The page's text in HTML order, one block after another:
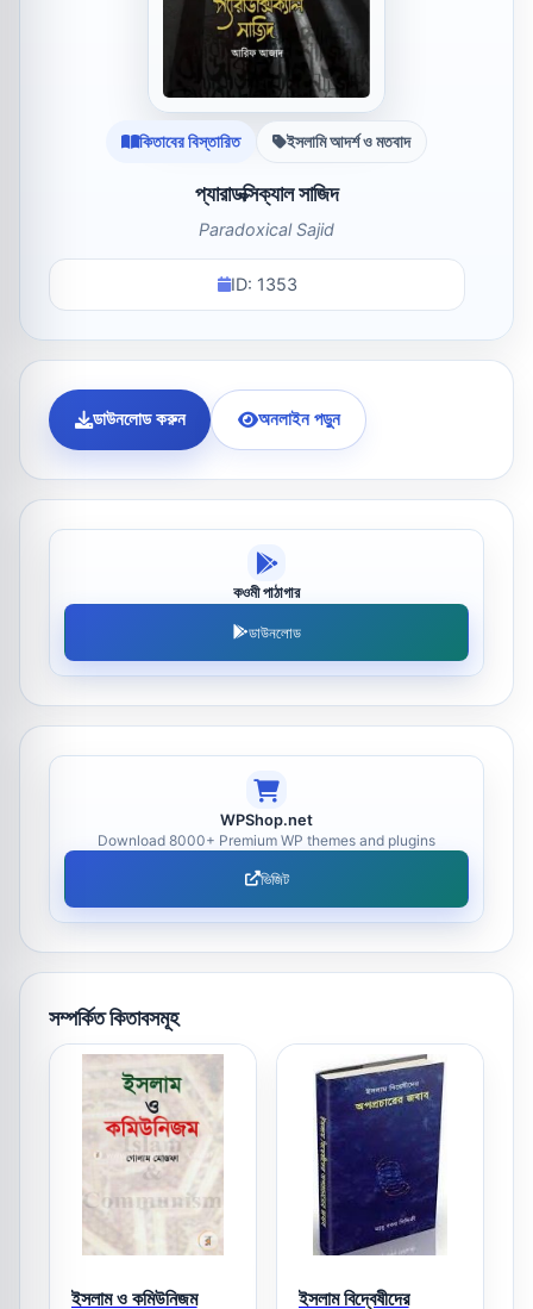
কিতাবের বিস্তারিত ইসলামি আদর্শ ও মতবাদ
প্যারাডক্সিক্যাল সাজিদ
Paradoxical Sajid
ID: 1353
ডাউনলোড করুন অনলাইন পড়ুন
কওমী পাঠাগার
ডাউনলোড
WPShop.net
Download 8000+ Premium WP themes and plugins
ভিজিট
সম্পর্কিত কিতাবসমূহ
ইসলাম ও কমিউনিজম
ইসলাম বিদ্বেষীদের